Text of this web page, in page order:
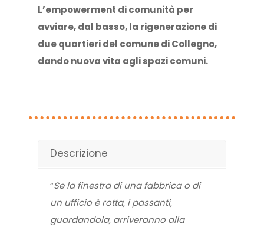
L’empowerment di comunità per
avviare, dal basso, la rigenerazione di
due quartieri del comune di Collegno,
dando nuova vita agli spazi comuni.
Descrizione
“Se la finestra di una fabbrica o di
un ufficio è rotta, i passanti,
guardandola, arriveranno alla